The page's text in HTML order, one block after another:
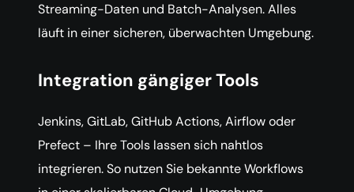
Streaming-Daten und Batch-Analysen. Alles
läuft in einer sicheren, überwachten Umgebung.
Integration gängiger Tools
Jenkins, GitLab, GitHub Actions, Airflow oder
Prefect – Ihre Tools lassen sich nahtlos
integrieren. So nutzen Sie bekannte Workflows